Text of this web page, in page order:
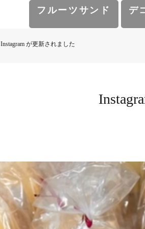
フルーツサンド デ
Instagram が更新されました